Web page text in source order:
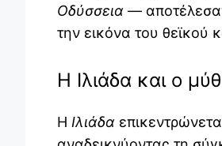
Οδύσσεια —
την εικόνα του θεϊκού
Η Ιλιάδα και ο
Η Ιλιάδα